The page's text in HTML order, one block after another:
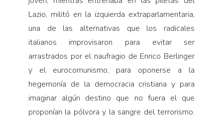
Lazio, militó en la izquierda extraparlamentaria,
una de las alternativas que los radicales
italianos improvisaron para evitar ser
arrastrados por el naufragio de Enrico Berlinger
y el eurocomunismo, para oponerse a la
hegemonía de la democracia cristiana y para
imaginar algún destino que no fuera el que
proponían la pólvora y la sangre del terrorismo.